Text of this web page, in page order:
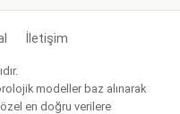
İletişim
modeller baz alınarak
en doğru verilere